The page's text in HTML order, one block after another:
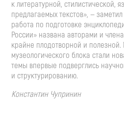
к литературной, стилистической,
предлагаемых текстов», — заметил
работа по подготовке
России» названа авторами и
крайне плодотворной и полезной.
музеологического блока стали
темы впервые подверглись
и структурированию.
Константин Чупринин